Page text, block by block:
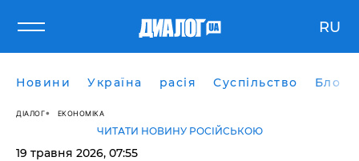
RU
Новини Україна расія Суспільство Блоги
ДІАЛОГ ЕКОНОМІКА
ЧИТАТИ НОВИНУ РОСІЙСЬКОЮ
19 травня 2026, 07:55